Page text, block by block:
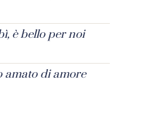
è bello per noi
amato di amore